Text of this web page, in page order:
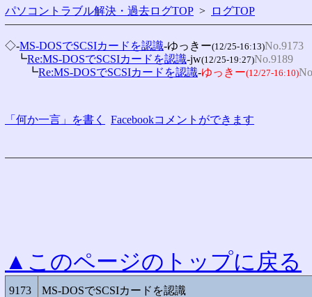
パソコントラブル解決・過去ログTOP > ログTOP
◇-MS-DOSでSCSIカードを認識-ゆっきー(12/25-16:13)No.9173
┗Re:MS-DOSでSCSIカードを認識-jw(12/25-19:27)No.9189
┗Re:MS-DOSでSCSIカードを認識-ゆっきー(12/27-16:10)
「何か一言」を書く Facebookコメントができます
▲このページのトップに戻る
9173 MS-DOSでSCSIカードを認識